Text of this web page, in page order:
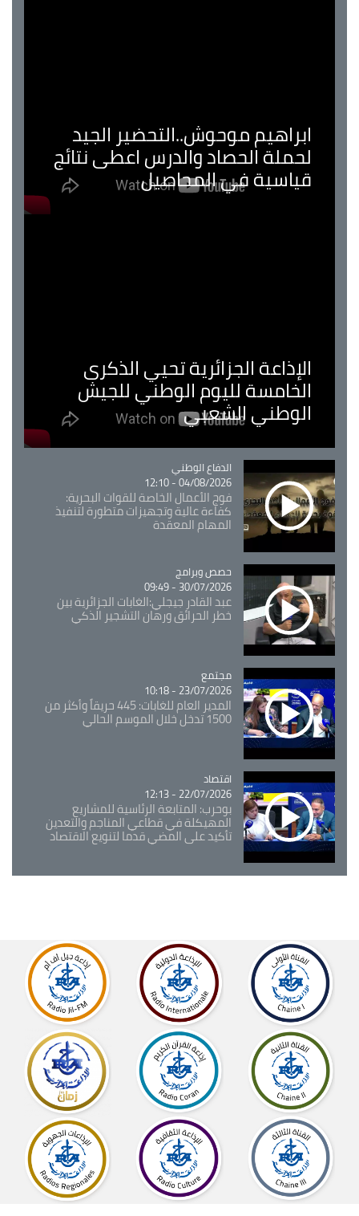
ابراهيم موحوش..التحضير الجيد
لحملة الحصاد والدرس اعطى نتائج
قياسية في المحاصيل
الإذاعة الجزائرية تحيي الذكرى
الخامسة لليوم الوطني للجيش
الوطني الشعبي
Catégorie
الدفاع الوطني
04/08/2026 - 12:10
فوج الأعمال الخاصة للقوات البحرية:
كفاءة عالية وتجهيزات متطورة لتنفيذ
المهام المعقدة
Catégorie
حصص وبرامج
30/07/2026 - 09:49
عبد القادر جيجلي:الغابات الجزائرية بين
خطر الحرائق ورهان التشجير الذكي
Catégorie
مجتمع
23/07/2026 - 10:18
المدير العام للغابات: 445 حريقاً وأكثر من
1500 تدخل خلال الموسم الحالي
Catégorie
اقتصاد
22/07/2026 - 12:13
بوحرب: المتابعة الرئاسية للمشاريع
المهيكلة في قطاعي المناجم والتعدين
تأكيد على المضي قدما لتنويع الاقتصاد